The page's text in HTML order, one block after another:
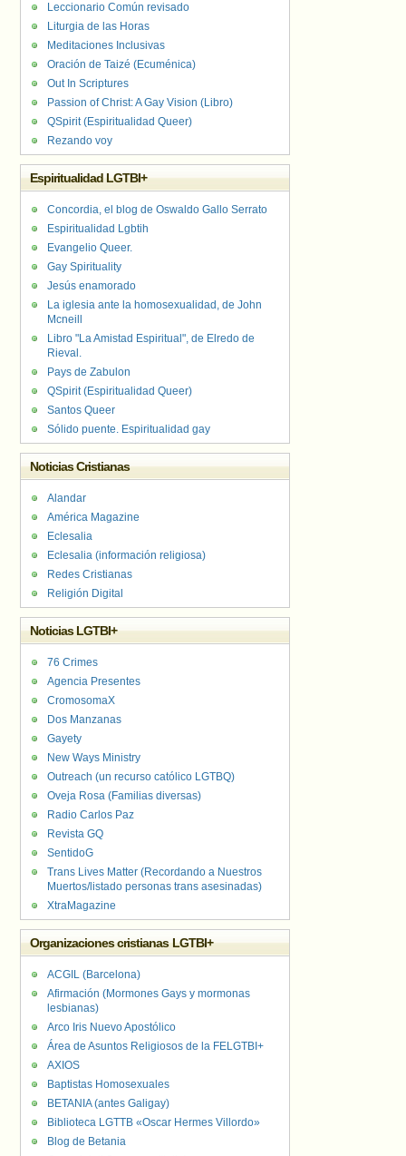
Leccionario Común revisado
Liturgia de las Horas
Meditaciones Inclusivas
Oración de Taizé (Ecuménica)
Out In Scriptures
Passion of Christ: A Gay Vision (Libro)
QSpirit (Espiritualidad Queer)
Rezando voy
Espiritualidad LGTBI+
Concordia, el blog de Oswaldo Gallo Serrato
Espiritualidad Lgbtih
Evangelio Queer.
Gay Spirituality
Jesús enamorado
La iglesia ante la homosexualidad, de John
Mcneill
Libro "La Amistad Espiritual", de Elredo de
Rieval.
Pays de Zabulon
QSpirit (Espiritualidad Queer)
Santos Queer
Sólido puente. Espiritualidad gay
Noticias Cristianas
Alandar
América Magazine
Eclesalia
Eclesalia (información religiosa)
Redes Cristianas
Religión Digital
Noticias LGTBI+
76 Crimes
Agencia Presentes
CromosomaX
Dos Manzanas
Gayety
New Ways Ministry
Outreach (un recurso católico LGTBQ)
Oveja Rosa (Familias diversas)
Radio Carlos Paz
Revista GQ
SentidoG
Trans Lives Matter (Recordando a Nuestros
Muertos/listado personas trans asesinadas)
XtraMagazine
Organizaciones cristianas LGTBI+
ACGIL (Barcelona)
Afirmación (Mormones Gays y mormonas
lesbianas)
Arco Iris Nuevo Apostólico
Área de Asuntos Religiosos de la FELGTBI+
AXIOS
Baptistas Homosexuales
BETANIA (antes Galigay)
Biblioteca LGTTB «Oscar Hermes Villordo»
Blog de Betania